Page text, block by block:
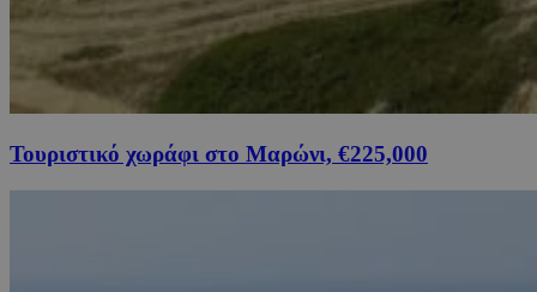
Τουριστικό χωράφι στο Μαρώνι, €225,000